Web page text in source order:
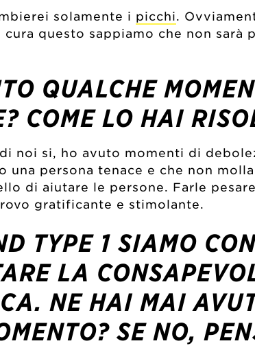
solamente i picchi.
cura questo sappiamo che non
QUALCHE
COME LO HAI
noi si, ho avuto momenti di
una persona tenace e che non
di aiutare le persone. Farle
gratificante e stimolante.
TYPE 1 SIAMO
LA
NE HAI MAI
SE NO,